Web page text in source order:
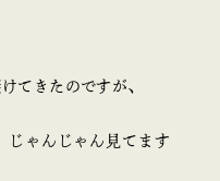
てきたのですが、
じゃんじゃん見てます